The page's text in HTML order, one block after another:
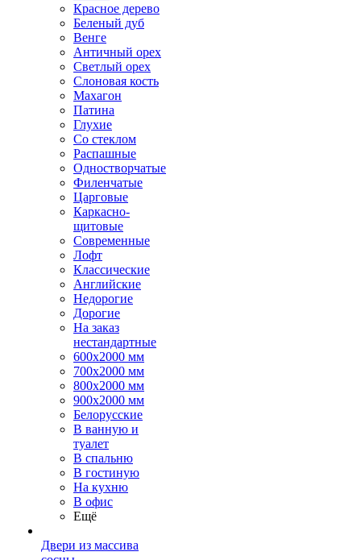
Красное дерево
Беленый дуб
Венге
Античный орех
Светлый орех
Слоновая кость
Махагон
Патина
Глухие
Со стеклом
Распашные
Одностворчатые
Филенчатые
Царговые
Каркасно-
щитовые
Современные
Лофт
Классические
Английские
Недорогие
Дорогие
На заказ
нестандартные
600х2000 мм
700х2000 мм
800х2000 мм
900х2000 мм
Белорусские
В ванную и
туалет
В спальню
В гостиную
На кухню
В офис
Ещё
Двери из массива